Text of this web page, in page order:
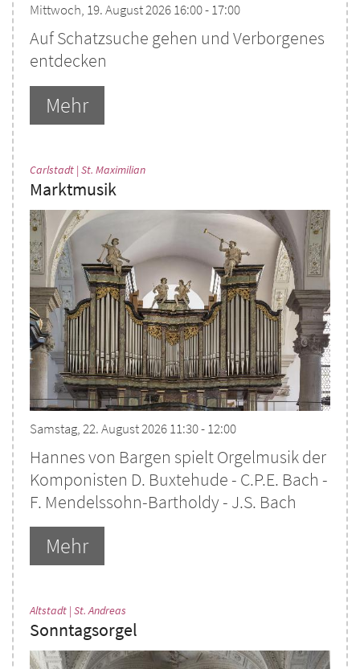
Mittwoch, 19. August 2026 16:00 - 17:00
Auf Schatzsuche gehen und Verborgenes
entdecken
Mehr
Carlstadt | St. Maximilian:
Marktmusik
Samstag, 22. August 2026 11:30 - 12:00
Hannes von Bargen spielt Orgelmusik der
Komponisten D. Buxtehude - C.P.E. Bach -
F. Mendelssohn-Bartholdy - J.S. Bach
Mehr
Altstadt | St. Andreas
Sonntagsorgel